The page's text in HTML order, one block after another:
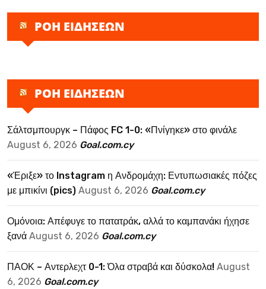
ΡΟΗ ΕΙΔΗΣΕΩΝ
ΡΟΗ ΕΙΔΗΣΕΩΝ
Σάλτσμπουργκ – Πάφος FC 1-0: «Πνίγηκε» στο φινάλε
August 6, 2026 Goal.com.cy
«Έριξε» το Instagram η Ανδρομάχη: Εντυπωσιακές πόζες
με μπικίνι (pics) August 6, 2026 Goal.com.cy
Ομόνοια: Απέφυγε το πατατράκ, αλλά το καμπανάκι ήχησε
ξανά August 6, 2026 Goal.com.cy
ΠΑΟΚ – Αντερλεχτ 0-1: Όλα στραβά και δύσκολα! August
6, 2026 Goal.com.cy